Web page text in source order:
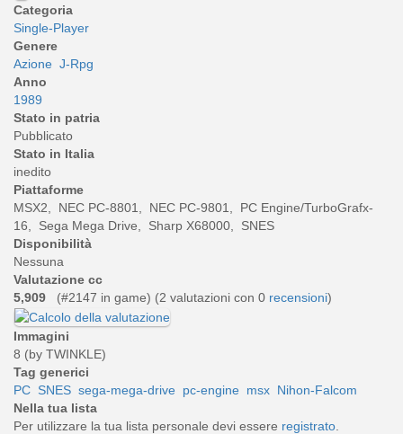
Categoria
Single-Player
Genere
Azione J-Rpg
Anno
1989
Stato in patria
Pubblicato
Stato in Italia
inedito
Piattaforme
MSX2, NEC PC-8801, NEC PC-9801, PC Engine/TurboGrafx-
16, Sega Mega Drive, Sharp X68000, SNES
Disponibilità
Nessuna
Valutazione cc
5,909
(#2147 in game) (2 valutazioni con 0 recensioni)
Immagini
8 (by TWINKLE)
Tag generici
PC SNES sega-mega-drive pc-engine msx Nihon-Falcom
Nella tua lista
Per utilizzare la tua lista personale devi essere registrato